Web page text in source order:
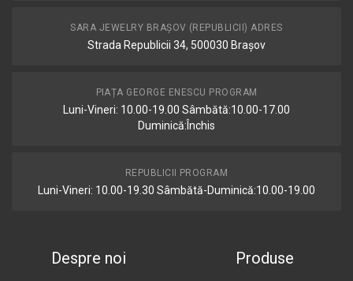
SARA JEWELRY BRAȘOV (REPUBLICII) ADRES
Strada Republicii 34, 500030 Brașov
PIAȚA GEORGE ENESCU PROGRAM
Luni-Vineri: 10.00-19.00 Sâmbătă:10.00-17.00
Duminică:Închis
REPUBLICII PROGRAM
Luni-Vineri: 10.00-19.30 Sâmbătă-Duminică:10.00-19.00
Despre noi Produse